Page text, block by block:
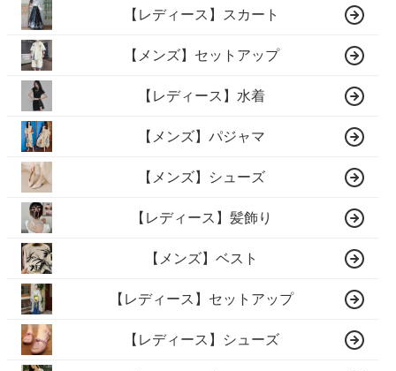
【レディース】スカート
【メンズ】セットアップ
【レディース】水着
【メンズ】パジャマ
【メンズ】シューズ
【レディース】髪飾り
【メンズ】ベスト
【レディース】セットアップ
【レディース】シューズ